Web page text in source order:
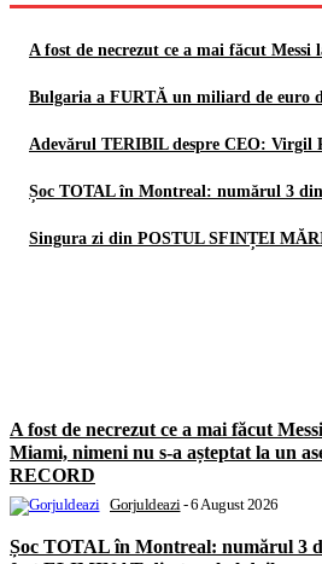
A fost de necrezut ce a mai făcut
Bulgaria a FURTĂ un miliard de euro
Adevărul TERIBIL despre CEO: Virgil
Șoc TOTAL în Montreal: numărul 3
Singura zi din POSTUL SFINȚEI
A fost de necrezut ce a mai făcut
Miami, nimeni nu s-a așteptat la un
RECORD
Gorjuldeazi -6 August 2026
Șoc TOTAL în Montreal: numărul 3